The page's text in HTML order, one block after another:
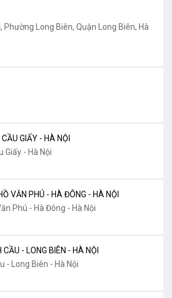
Phường Long Biên, Quận Long Biên, Hà
GIẤY - HÀ NỘI
Giấy - Hà Nội
VĂN PHÚ - HÀ ĐÔNG - HÀ NỘI
Phú - Hà Đông - Hà Nội
- LONG BIÊN - HÀ NỘI
- Long Biên - Hà Nội